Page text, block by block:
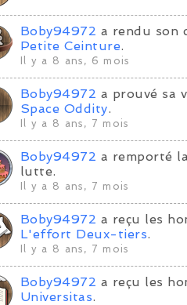
Boby94972 a rendu son
Petite Ceinture.
Il y a 8 ans, 6 mois
Boby94972 a prouvé sa
Space Oddity.
Il y a 8 ans, 7 mois
Boby94972 a remporté
lutte.
Il y a 8 ans, 7 mois
Boby94972 a reçu les
L'effort Deux-tiers.
Il y a 8 ans, 7 mois
Boby94972 a reçu les
Universitas.